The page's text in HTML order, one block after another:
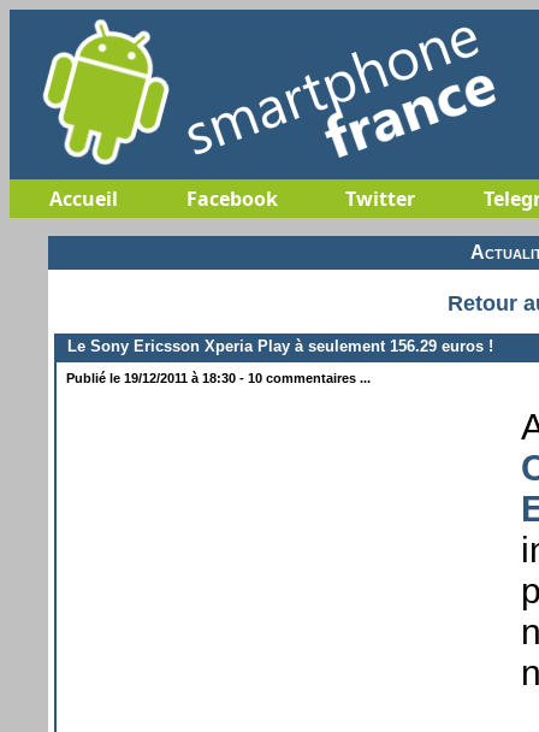
Accueil Facebook Twitter
Retour
Le Sony Ericsson Xperia Play à seulement 156.29 euros !
Publié le 19/12/2011 à 18:30 - 10 commentaires ...